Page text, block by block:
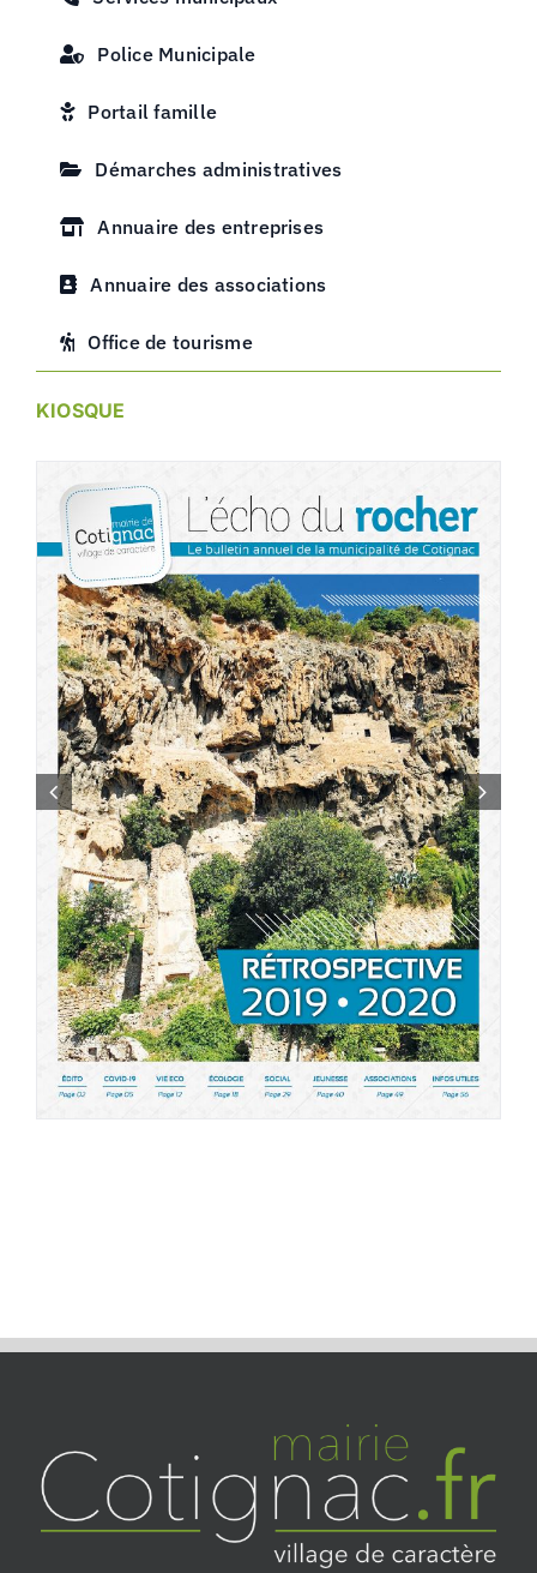
Police Municipale
Portail famille
Démarches administratives
Annuaire des entreprises
Annuaire des associations
Office de tourisme
KIOSQUE